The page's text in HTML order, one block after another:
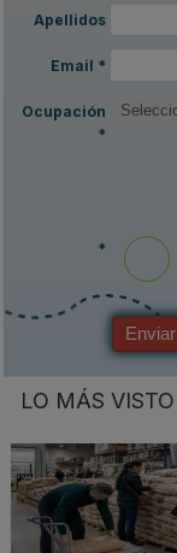
Apellidos
Email *
Ocupación
*
*
Enviar
LO MÁS VISTO